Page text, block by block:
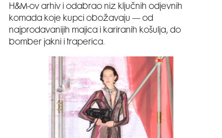
H&M-ov arhiv i odabrao niz ključnih odjevnih
komada koje kupci obožavaju — od
najprodavanijih majica i kariranih košulja, do
bomber jakni i traperica.